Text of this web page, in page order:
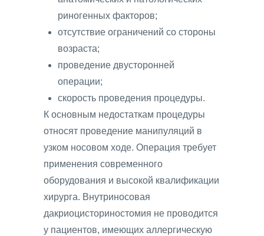
риногенных факторов;
отсутствие ограничений со стороны
возраста;
проведение двусторонней
операции;
скорость проведения процедуры.
К основным недостаткам процедуры
относят проведение манипуляций в
узком носовом ходе. Операция требует
применения современного
оборудования и высокой квалификации
хирурга. Внутриносовая
дакриоцисториностомия не проводится
у пациентов, имеющих аллергическую